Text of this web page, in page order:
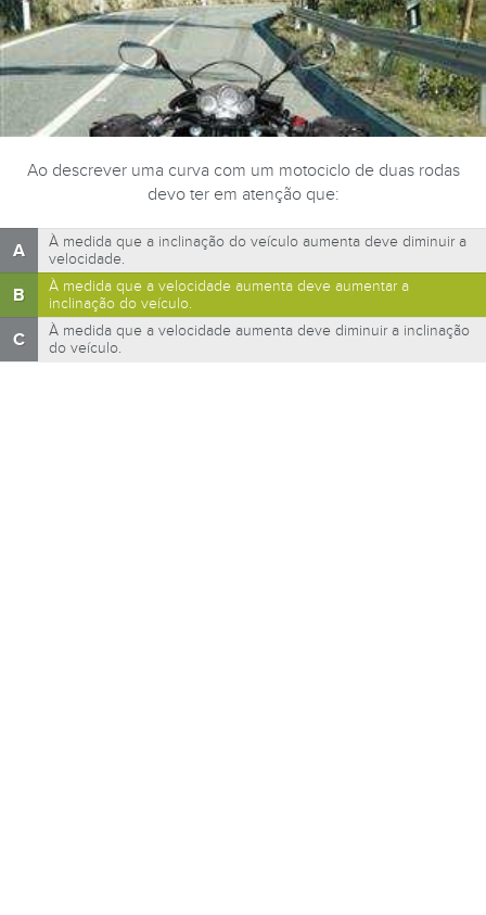
Ao descrever uma curva com um motociclo de duas rodas
devo ter em atenção que:
A
À medida que a inclinação do veículo aumenta deve diminuir a
velocidade.
B
À medida que a velocidade aumenta deve aumentar a
inclinação do veículo.
C
À medida que a velocidade aumenta deve diminuir a inclinação
do veículo.